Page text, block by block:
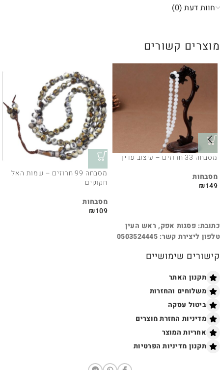
חוות דעת (0)
מוצרים קשורים
מסבחה 33 חרוזים – עיצוב עדין
מסבחות
₪149
מסבחה 99 חרוזים – שמות האל
חקוקים
מסבחות
₪109
כתובת: פסגות אפק, ראש העין
טלפון ליצירת קשר: 0503524445
קישורים שימושיים
תקנון האתר
משלוחים והחזרות
ביטול עסקה
מדיניות החזרת מוצרים
אחריות המוצר
תקנון מדיניות הפרטיות